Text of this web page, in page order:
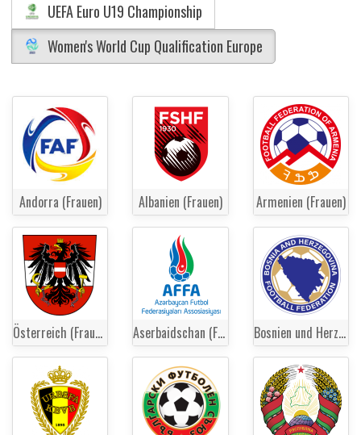
UEFA Euro U19 Championship
Women's World Cup Qualification Europe
Andorra (Frauen) Albanien (Frauen) Armenien (Frauen)
Österreich (Frauen) Aserbaidschan (Frauen) Bosnien und Herzegowina (Frauen)